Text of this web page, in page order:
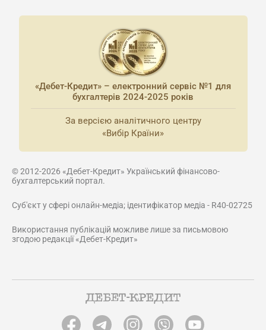
«Дебет-Кредит» – електронний сервіс №1 для
бухгалтерів 2024-2025 років
За версією аналітичного центру
«Вибір Країни»
© 2012-2026 «Дебет-Кредит» Український фінансово-
бухгалтерський портал.
Суб'єкт у сфері онлайн-медіа; ідентифікатор медіа - R40-02725
Використання публікацій можливе лише за письмовою
згодою редакції «Дебет-Кредит»